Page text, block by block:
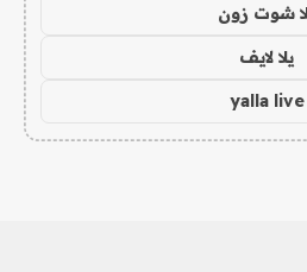
شوت زون
يلا لايف
yalla live